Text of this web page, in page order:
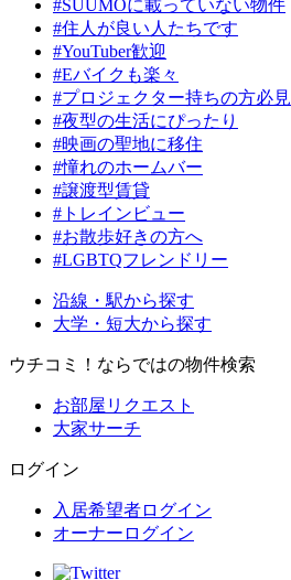
#SUUMOに載っていない物件
#住人が良い人たちです
#YouTuber歓迎
#Eバイクも楽々
#プロジェクター持ちの方必見
#夜型の生活にぴったり
#映画の聖地に移住
#憧れのホームバー
#譲渡型賃貸
#トレインビュー
#お散歩好きの方へ
#LGBTQフレンドリー
沿線・駅から探す
大学・短大から探す
ウチコミ！ならではの物件検索
お部屋リクエスト
大家サーチ
ログイン
入居希望者ログイン
オーナーログイン